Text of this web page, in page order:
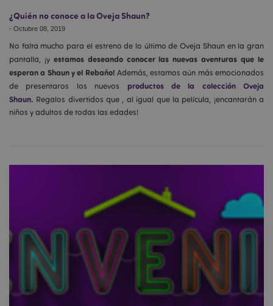
¿Quién no conoce a la Oveja Shaun?
- Octubre 08, 2019
No falta mucho para el estreno de lo último de Oveja Shaun en la gran
pantalla, ¡y estamos deseando conocer las nuevas aventuras que le
esperan a Shaun y el Rebaño! Además, estamos aún más emocionados
de presentaros los nuevos productos de la colección Oveja
Shaun. Regalos divertidos que , al igual que la película, ¡encantarán a
niños y adultos de todas las edades!